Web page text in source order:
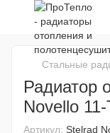
Стальные
Радиатор
Novello
Артикул: Stelrad